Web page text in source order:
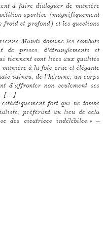
à faire dialoguer de manière
sportive (magnifiquement
et profond) et les questions
Mandi domine les combats
de prises, d'étranglements et
tiennent sont liées aux qualités
à la fois crue et élégante
vaincu, de l’héroïne, un corps
d'affronter non seulement ses
[...]
fort qui ne tombe
préférant au lieu de cela
des cicatrices indélébiles.» –